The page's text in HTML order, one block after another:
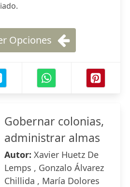
Opciones
Gobernar colonias,
administrar almas
Autor: Xavier Huetz De
Lemps , Gonzalo Álvarez
Chillida , María Dolores